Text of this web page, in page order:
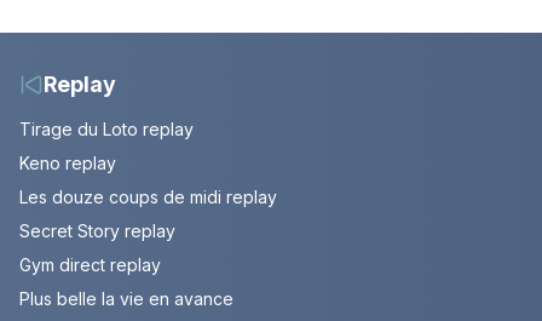
(spoiler)
Replay
Tirage du Loto replay
Keno replay
Les douze coups de midi replay
Secret Story replay
Gym direct replay
Plus belle la vie en avance